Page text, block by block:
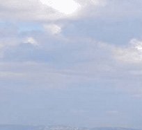
Exporter les lignes
Exporter toutes les
Exporter